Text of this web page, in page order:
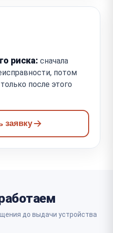
риска: сначала
потом
после этого
заявку
до выдачи устройства